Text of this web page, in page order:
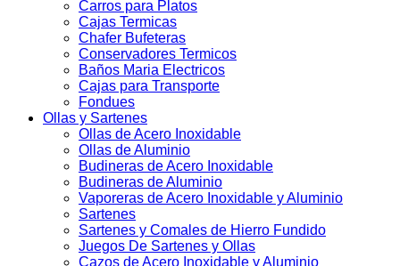
Carros para Platos
Cajas Termicas
Chafer Bufeteras
Conservadores Termicos
Baños Maria Electricos
Cajas para Transporte
Fondues
Ollas y Sartenes
Ollas de Acero Inoxidable
Ollas de Aluminio
Budineras de Acero Inoxidable
Budineras de Aluminio
Vaporeras de Acero Inoxidable y Aluminio
Sartenes
Sartenes y Comales de Hierro Fundido
Juegos De Sartenes y Ollas
Cazos de Acero Inoxidable y Aluminio